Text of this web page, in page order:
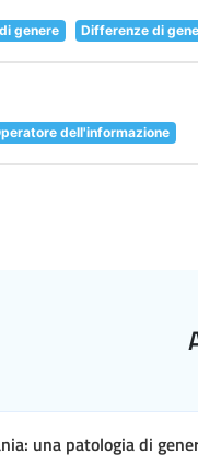
genere Differenze di
dell'informazione
una patologia di